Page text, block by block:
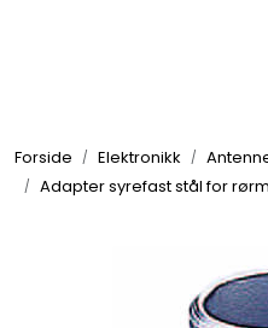
Forside Elektronikk
Adapter syrefast stål for
Elektrisk